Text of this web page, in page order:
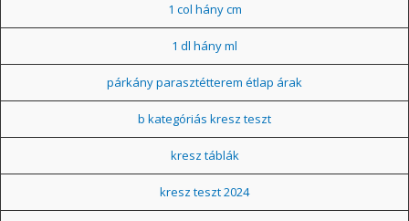
1 col hány cm
1 dl hány ml
párkány parasztétterem étlap árak
b kategóriás kresz teszt
kresz táblák
kresz teszt 2024